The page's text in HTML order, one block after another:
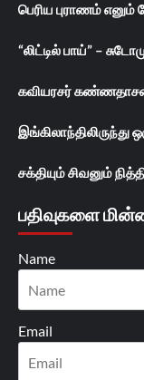
பெரிய புராணம் எனும்
“லிட்டில் பாய்” –
கவியரசர்
இங்கிலாந்திலிருந்து
சக்தியும் சிவனும்
பதிவுகளை
Name
Email